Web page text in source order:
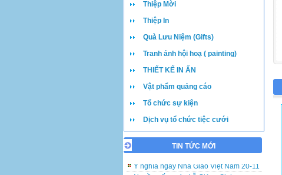
Thiệp Mời
Thiệp In
Quà Lưu Niệm (Gifts)
Tranh ảnh hội hoạ ( painting)
THIẾT KẾ IN ẤN
Vật phẩm quảng cáo
Tổ chức sự kiện
Dịch vụ tổ chức tiệc cưới
TIN TỨC MỚI
Những lưu ý khi đặt in và viết thiệp cưới
Nguồn gốc ngày Lễ Giáng Sinh